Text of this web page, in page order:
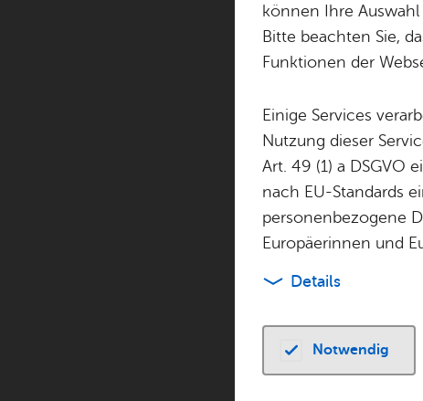
Datum
City- und
Karl­str. 17
88045
können Ihre
Bitte beachten Sie,
Funktionen der
Einige Services
Nutzung dieser
Art. 49 (1) a DSGVO
nach EU-Standards
personenbezogene
Europäerinnen und
Details
Notwendig